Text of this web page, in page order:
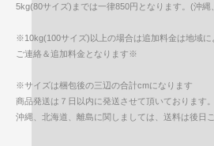
5kg(80サイズ)までは一律850円となります。(沖縄
※10kg(100サイズ)以上の場合は追加料金は地域に
ご連絡＆追加料金となります※
※サイズは梱包後の三辺の合計cmになります
商品発送は７日以内に発送させて頂いております。
沖縄、北海道、離島に関しましては、送料は後日